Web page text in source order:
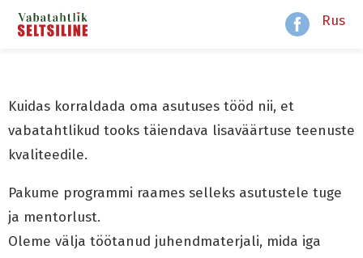
Rus
Kuidas korraldada oma asutuses tööd nii, et
vabatahtlikud tooks täiendava lisaväärtuse teenuste
kvaliteedile.
Pakume programmi raames selleks asutustele tuge
ja mentorlust.
Oleme välja töötanud juhendmaterjali, mida iga